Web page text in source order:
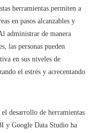
herramientas permiten a
en pasos alcanzables y
administrar de manera
las personas pueden
en sus niveles de
el estrés y acrecentando
desarrollo de herramientas
y Google Data Studio ha